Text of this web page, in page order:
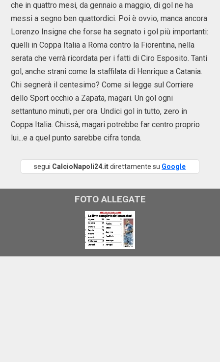
che in quattro mesi, da gennaio a maggio, di gol ne ha
messi a segno ben quattordici. Poi è ovvio, manca ancora
Lorenzo Insigne che forse ha segnato i gol più importanti:
quelli in Coppa Italia a Roma contro la Fiorentina, nella
serata che verrà ricordata per i fatti di Ciro Esposito. Tanti
gol, anche strani come la staffilata di Henrique a Catania.
Chi segnerà il centesimo? Come si legge sul Corriere
dello Sport occhio a Zapata, magari. Un gol ogni
settantuno minuti, per ora. Undici gol in tutto, zero in
Coppa Italia. Chissà, magari potrebbe far centro proprio
lui...e a quel punto sarebbe cifra tonda.
segui CalcioNapoli24.itdirettamente su Google
FOTO ALLEGATE